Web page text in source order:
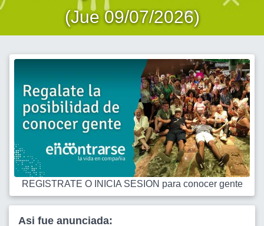
(Jue 09/07/2026)
REGISTRATE O INICIA SESION para conocer gente
Asi fue anunciada: